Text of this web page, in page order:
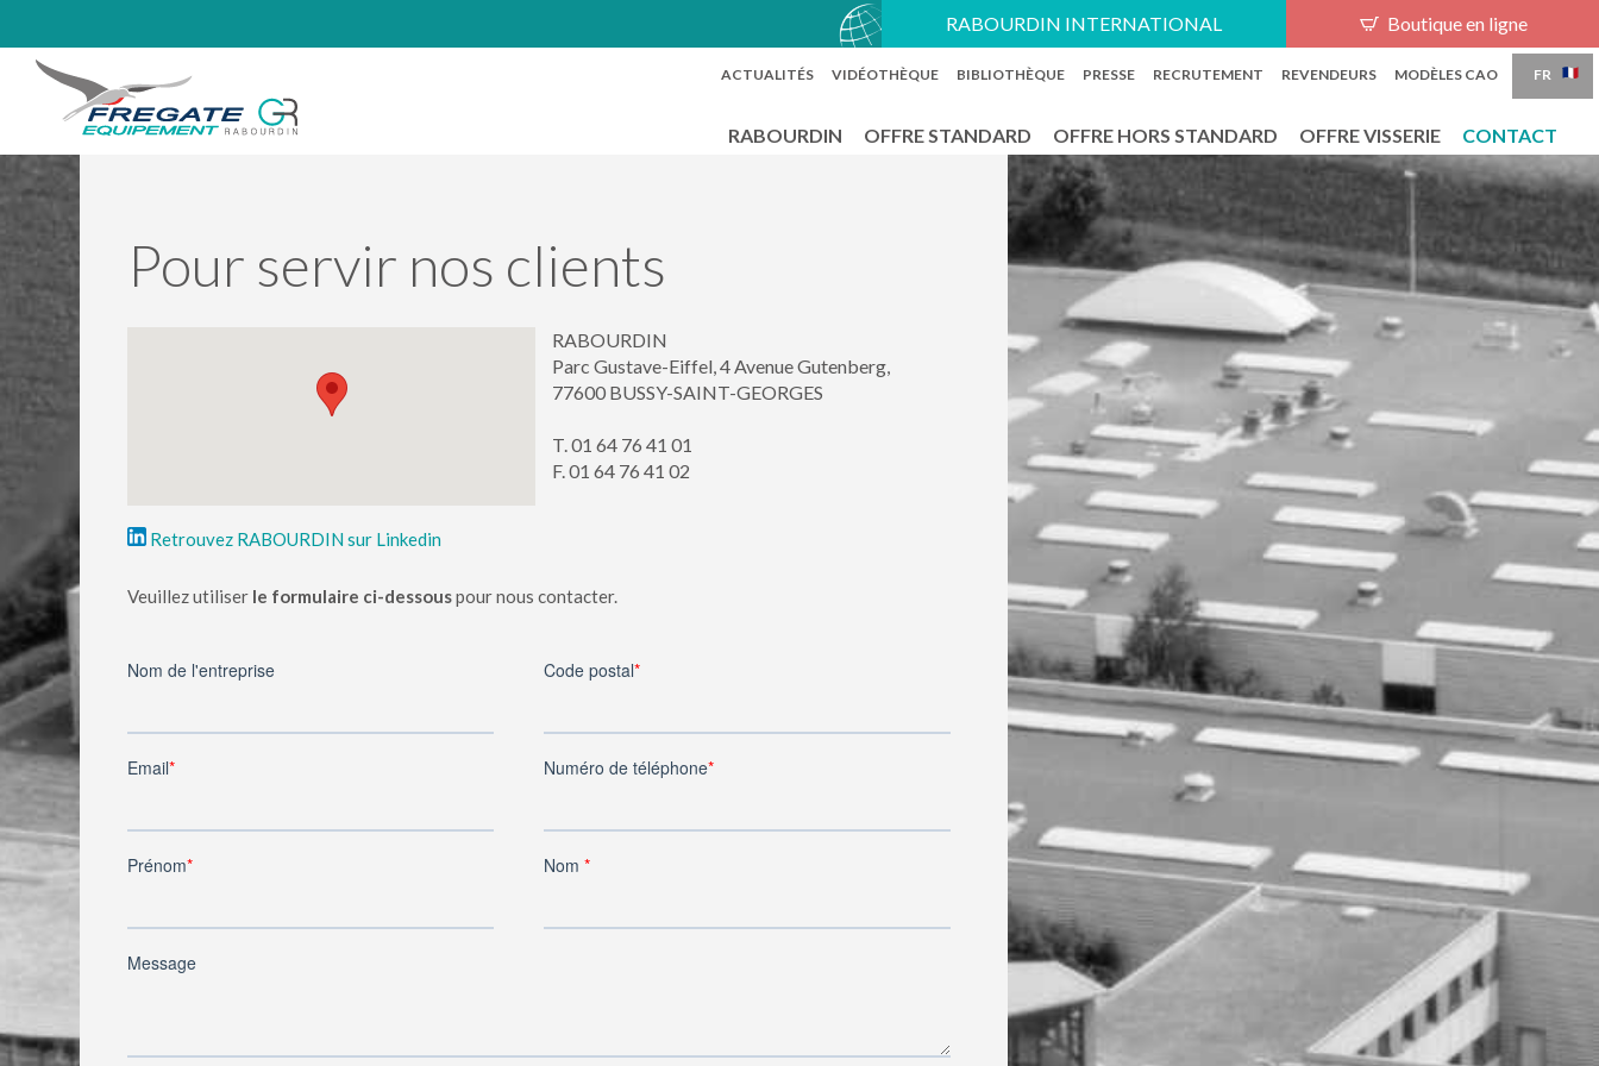
Boutique en ligne
RABOURDIN INTERNATIONAL
ACTUALITÉS VIDÉOTHÈQUE BIBLIOTHÈQUE PRESSE RECRUTEMENT REVENDEURS MODÈLES CAO FR
RABOURDIN OFFRE STANDARD OFFRE HORS STANDARD OFFRE VISSERIE CONTACT
Pour servir nos clients
RABOURDIN
Parc Gustave-Eiffel, 4 Avenue Gutenberg,
77600 BUSSY-SAINT-GEORGES
T. 01 64 76 41 01
F. 01 64 76 41 02
Retrouvez RABOURDIN sur Linkedin
Veuillez utiliser le formulaire ci-dessouspour nous contacter.